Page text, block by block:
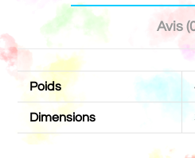
Avis
Poids
Dimensions